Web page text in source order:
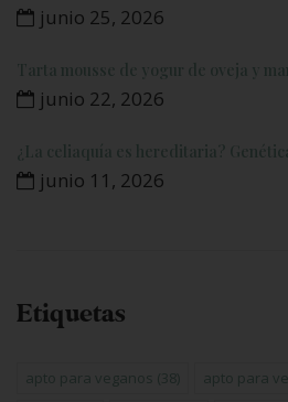
junio 25, 2026
Tarta mousse de yogur de oveja y
junio 22, 2026
¿La celiaquía es hereditaria?
junio 11, 2026
Etiquetas
apto para veganos (38) apto para